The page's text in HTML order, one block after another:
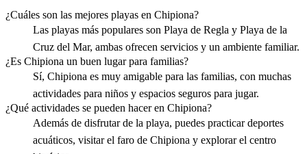
¿Cuáles son las mejores playas en Chipiona?
Las playas más populares son Playa de Regla y Playa de la
Cruz del Mar, ambas ofrecen servicios y un ambiente familiar.
¿Es Chipiona un buen lugar para familias?
Sí, Chipiona es muy amigable para las familias, con muchas
actividades para niños y espacios seguros para jugar.
¿Qué actividades se pueden hacer en Chipiona?
Además de disfrutar de la playa, puedes practicar deportes
acuáticos, visitar el faro de Chipiona y explorar el centro